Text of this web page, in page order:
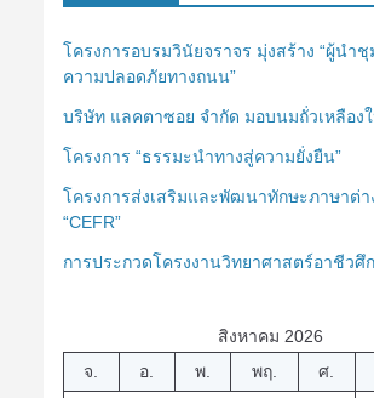
โครงการอบรมวินัยจราจร มุ่งสร้าง “ผู้นำ
ความปลอดภัยทางถนน”
บริษัท แลคตาซอย จำกัด มอบนมถั่วเหลือง
โครงการ “ธรรมะนำทางสู่ความยั่งยืน”
โครงการส่งเสริมและพัฒนาทักษะภาษาต่า
“CEFR”
การประกวดโครงงานวิทยาศาสตร์อาชีวศึ
สิงหาคม 2026
จ.
อ. พ. พฤ. ศ.